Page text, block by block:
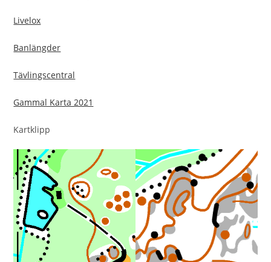
Livelox
Banlängder
Tävlingscentral
Gammal Karta 2021
Kartklipp